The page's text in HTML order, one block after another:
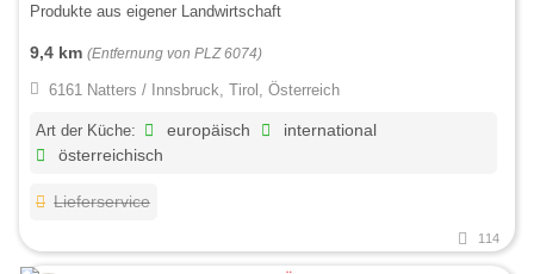
Produkte aus eigener Landwirtschaft
9,4 km (Entfernung von PLZ 6074)
6161 Natters / Innsbruck, Tirol, Österreich
Art der Küche: europäisch
international
österreichisch
Lieferservice
114